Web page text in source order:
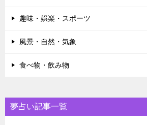
趣味・娯楽・スポーツ
風景・自然・気象
食べ物・飲み物
夢占い記事一覧